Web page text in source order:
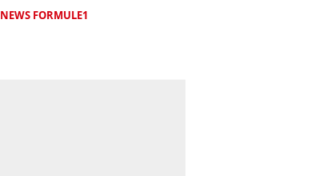
NEWS FORMULE1